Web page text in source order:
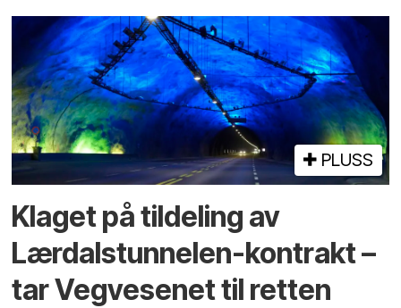
PLUSS
Klaget på tildeling av
Lærdalstunnelen-kontrakt –
tar Vegvesenet til retten